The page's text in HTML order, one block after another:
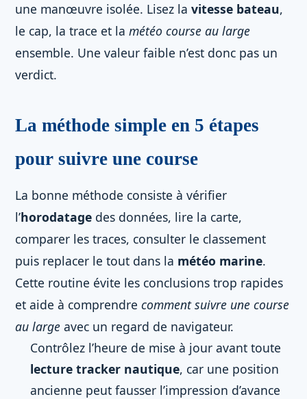
une manœuvre isolée. Lisez la vitesse bateau,
le cap, la trace et la météo course au large
ensemble. Une valeur faible n’est donc pas un
verdict.
La méthode simple en 5 étapes
pour suivre une course
La bonne méthode consiste à vérifier
l’horodatage des données, lire la carte,
comparer les traces, consulter le classement
puis replacer le tout dans la météo marine.
Cette routine évite les conclusions trop rapides
et aide à comprendre comment suivre une course
au large avec un regard de navigateur.
Contrôlez l’heure de mise à jour avant toute
lecture tracker nautique, car une position
ancienne peut fausser l’impression d’avance